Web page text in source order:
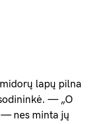
lapų pilna
— „O
nes minta jų